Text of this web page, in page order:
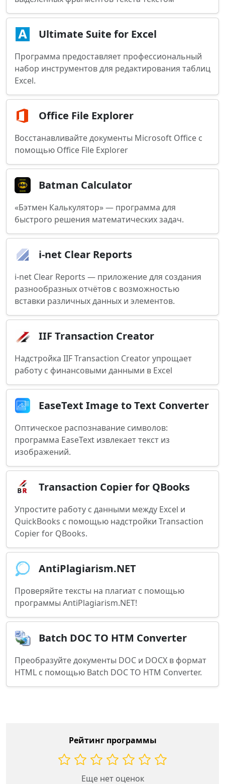
Ultimate Suite for Excel
Программа предоставляет профессиональный
набор инструментов для редактирования таблиц
Excel.
Office File Explorer
Восстанавливайте документы Microsoft Office с
помощью Office File Explorer
Batman Calculator
«Бэтмен Калькулятор» — программа для
быстрого решения математических задач.
i-net Clear Reports
i-net Clear Reports — приложение для создания
разнообразных отчётов с возможностью
вставки различных данных и элементов.
IIF Transaction Creator
Надстройка IIF Transaction Creator упрощает
работу с финансовыми данными в Excel
EaseText Image to Text Converter
Оптическое распознавание символов:
программа EaseText извлекает текст из
изображений.
Transaction Copier for QBooks
Упростите работу с данными между Excel и
QuickBooks с помощью надстройки Transaction
Copier for QBooks.
AntiPlagiarism.NET
Проверяйте тексты на плагиат с помощью
программы AntiPlagiarism.NET!
Batch DOC TO HTM Converter
Преобразуйте документы DOC и DOCX в формат
HTML с помощью Batch DOC TO HTM Converter.
Рейтинг программы
Еще нет оценок